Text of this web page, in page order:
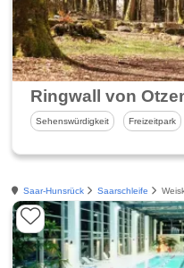
Ringwall von
Sehenswürdigkeit Freizeitpark
Saar-Hunsrück Saarschleife